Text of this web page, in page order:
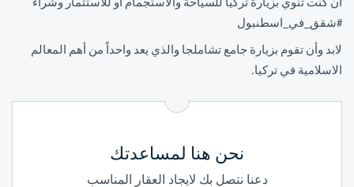
نحن هنا لمساعدتك
دعنا نتصل بك لايجاد العقار المناسب
ان كنت تنوي بزيارة تركيا للسياحة والاستجمام أو للاستثمار وشراء
#شقق_في_اسطنبول
لابد وأن تقوم بزيارة جامع تشاملجا والذي يعد واحداً من أهم المعالم
الاسلامية في تركيا.